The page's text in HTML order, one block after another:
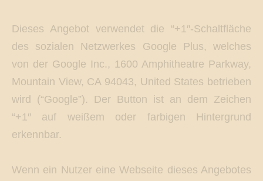
Dieses Angebot verwendet die “+1″-Schaltfläche
des sozialen Netzwerkes Google Plus, welches
von der Google Inc., 1600 Amphitheatre Parkway,
Mountain View, CA 94043, United States betrieben
wird (“Google”). Der Button ist an dem Zeichen
“+1″ auf weißem oder farbigen Hintergrund
erkennbar.
Wenn ein Nutzer eine Webseite dieses Angebotes